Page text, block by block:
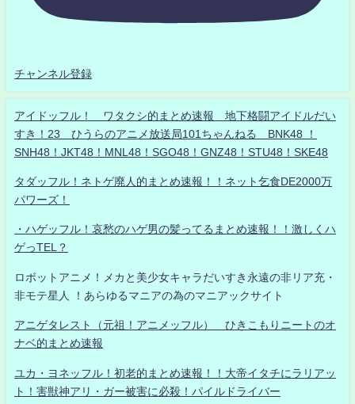
チャンネル登録
アイドッフル！ ワタクシ的まとめ速報 地下格闘アイドルだい
すき！23 ひうらのアニメ放送局101ちゃんねる BNK48 ！
SNH48！JKT48！MNL48！SGO48！GNZ48！STU48！SKE48
タダッフル！ネトゲ廃人的まとめ速報！！ネット乞食DE2000万
パワーズ！
・ハゲッフル！哀愁のハゲ男の髪ってるまとめ速報！！激しくハ
ゲっTEL？
ロボットアニメ！メカと美少女キャラだいすき永遠の非リア充・
非モテ星人 ！あらゆるマニアの為のマニアックサイト
アニゲタレスト（元祖！アニメッフル） ひきこもりニートのオ
ナベ的まとめ速報
ユカ・ヨネッフル！初老的まとめ速報！！大帝イタチにラリアッ
ト！害獣神アリ・ガー被害に必殺！パイルドライバー